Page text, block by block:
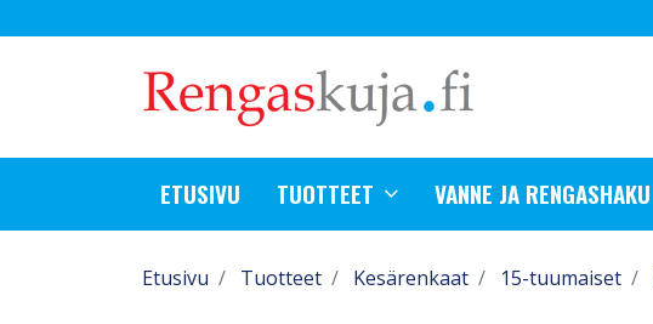
ETUSIVU TUOTTEET VANNE JA RENGASHAKU
Etusivu Tuotteet Kesärenkaat 15-tuumaiset